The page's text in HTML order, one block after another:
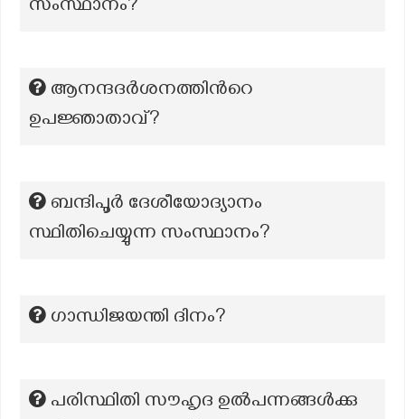
സംസ്ഥാനം?
ആനന്ദദർശനത്തിന്‍റെ
ഉപജ്ഞാതാവ്?
ബന്ദിപൂർ ദേശീയോദ്യാനം
സ്ഥിതിചെയ്യുന്ന സംസ്ഥാനം?
ഗാന്ധിജയന്തി ദിനം?
പരിസ്ഥിതി സൗഹൃദ ഉൽപന്നങ്ങൾക്കു